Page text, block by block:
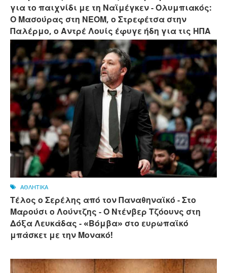
για το παιχνίδι με τη Ναϊμέγκεν - Ολυμπιακός:
Ο Μασούρας στη ΝΕΟΜ, ο Στρεφέτσα στην
Παλέρμο, ο Αντρέ Λουίς έφυγε ήδη για τις ΗΠΑ
ΑΘΛΗΤΙΚΑ
Τέλος ο Σερέλης από τον Παναθηναϊκό - Στο
Μαρούσι ο Λούντζης - Ο Ντένβερ Τζόουνς στη
Δόξα Λευκάδας - «Βόμβα» στο ευρωπαϊκό
μπάσκετ με την Μονακό!